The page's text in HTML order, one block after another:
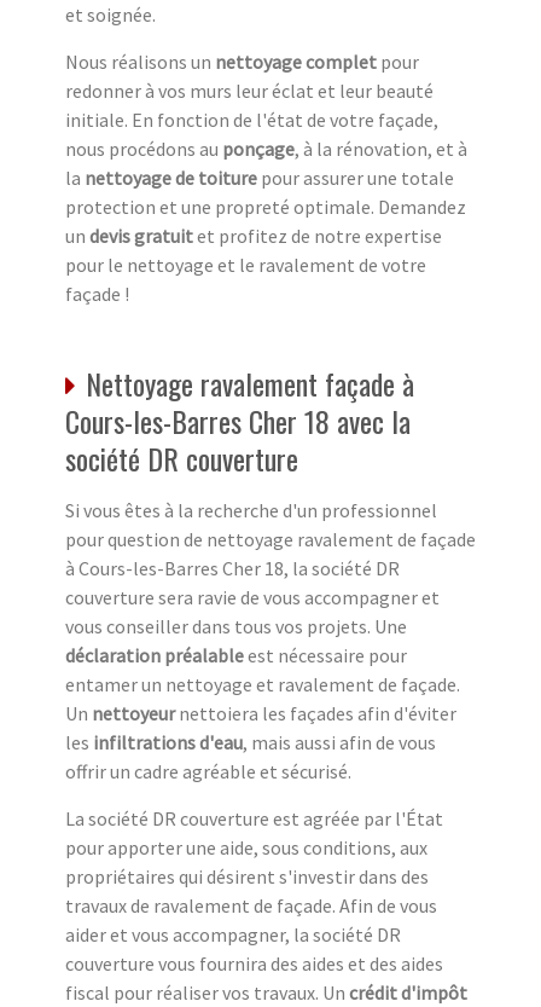
et soignée.
Nous réalisons un nettoyage complet pour
redonner à vos murs leur éclat et leur beauté
initiale. En fonction de l'état de votre façade,
nous procédons au ponçage, à la rénovation, et à
la nettoyage de toiture pour assurer une totale
protection et une propreté optimale. Demandez
un devis gratuitet profitez de notre expertise
pour le nettoyage et le ravalement de votre
façade !
Nettoyage ravalement façade à
Cours-les-Barres Cher 18 avec la
société DR couverture
Si vous êtes à la recherche d'un professionnel
pour question de nettoyage ravalement de façade
à Cours-les-Barres Cher 18, la société DR
couverture sera ravie de vous accompagner et
vous conseiller dans tous vos projets. Une
déclaration préalableest nécessaire pour
entamer un nettoyage et ravalement de façade.
Un nettoyeurnettoiera les façades afin d'éviter
les infiltrations d'eau, mais aussi afin de vous
offrir un cadre agréable et sécurisé.
La société DR couverture est agréée par l'État
pour apporter une aide, sous conditions, aux
propriétaires qui désirent s'investir dans des
travaux de ravalement de façade. Afin de vous
aider et vous accompagner, la société DR
couverture vous fournira des aides et des aides
fiscal pour réaliser vos travaux. Un crédit d'impôt